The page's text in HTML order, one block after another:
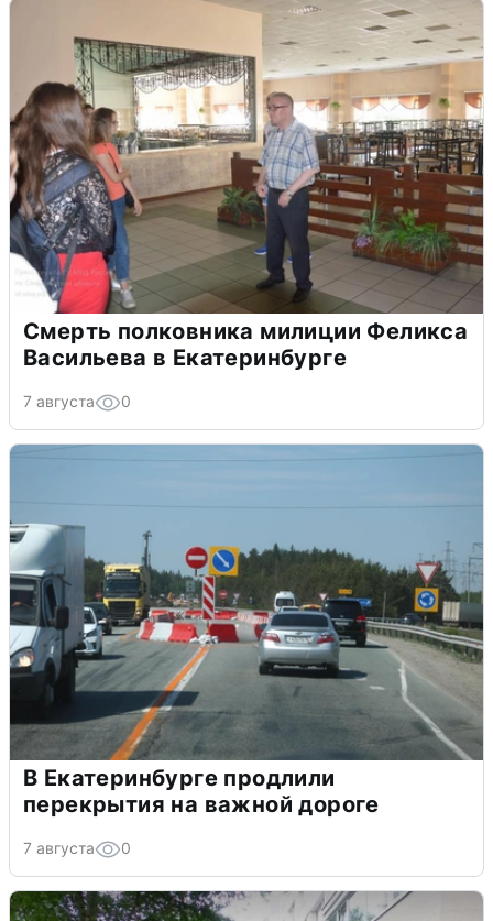
Смерть полковника милиции Феликса
Васильева в Екатеринбурге
7 августа 0
В Екатеринбурге продлили
перекрытия на важной дороге
7 августа 0